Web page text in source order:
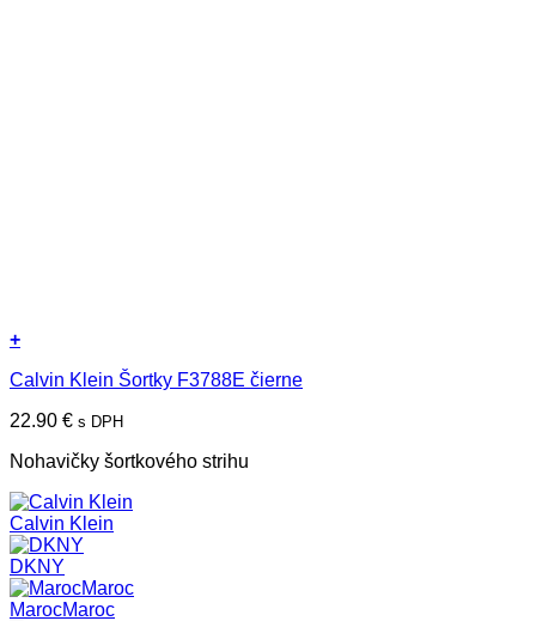
+
produkt
viacero
Možnosti
si
môžete
vybrať
na
stránke
produktu.
Calvin Klein Šortky F3788E čierne
22.90 € s DPH
Nohavičky šortkového strihu
Calvin Klein
DKNY
MarocMaroc